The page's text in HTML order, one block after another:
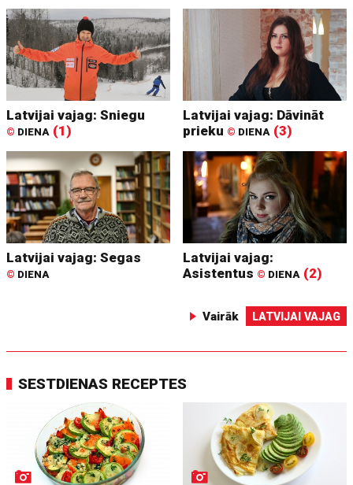
Latvijai vajag: Sniegu
© DIENA (1)
Latvijai vajag: Dāvināt
prieku © DIENA (3)
Latvijai vajag: Segas
© DIENA
Latvijai vajag:
Asistentus © DIENA (2)
Vairāk LATVIJAI VAJAG
SESTDIENAS RECEPTES